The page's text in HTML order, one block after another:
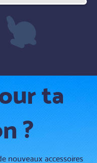
ta
?
nouveaux accessoires